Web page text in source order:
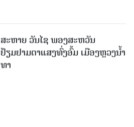
ສະຫາຍ ວັນໄຊ ພອງສະຫວັນ
ຢ້ຽມຢາມຕາແສງທົ່ງອົ້ມ ເມືອງຫຼວງນໍ້າ
ທາ